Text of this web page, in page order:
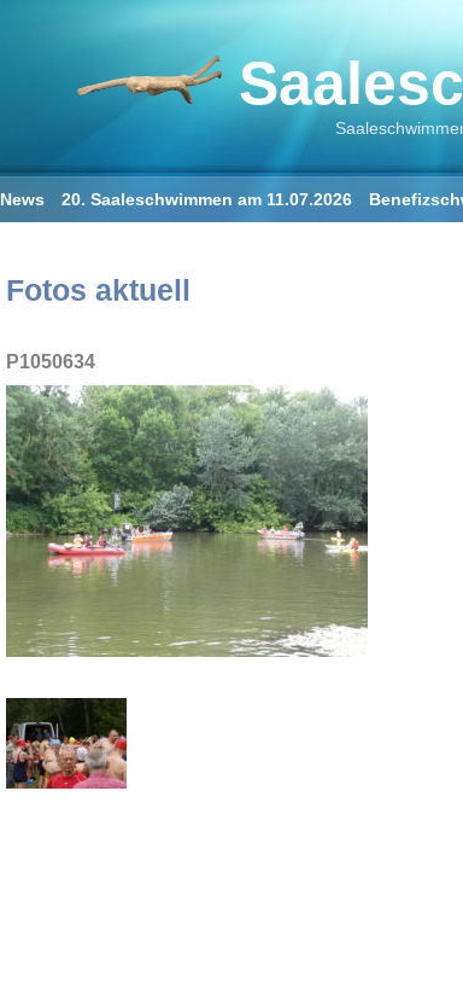
News 20. Saaleschwimmen am 11.07.2026
Fotos aktuell
P1050634